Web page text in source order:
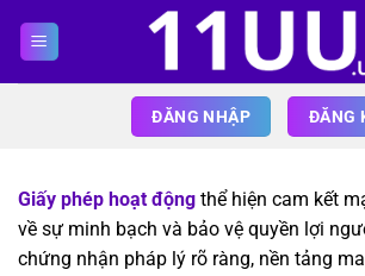
ĐĂNG NHẬP ĐĂNG
Giấy phép hoạt động thể hiện cam kết
về sự minh bạch và bảo vệ quyền lợi
chứng nhận pháp lý rõ ràng, nền tảng